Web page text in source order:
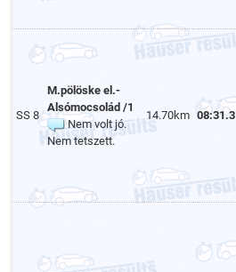
SS 8
M.pölöske el.-
Alsómocsolád /1
Nem volt jó.
Nem tetszett.
14.70km 08:31.3